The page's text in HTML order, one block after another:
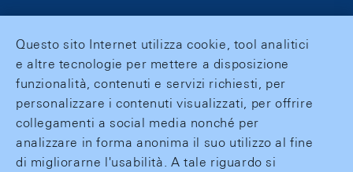
Questo sito Internet utilizza cookie, tool analitici
e altre tecnologie per mettere a disposizione
funzionalità, contenuti e servizi richiesti, per
personalizzare i contenuti visualizzati, per offrire
collegamenti a social media nonché per
analizzare in forma anonima il suo utilizzo al fine
di migliorarne l'usabilità. A tale riguardo si